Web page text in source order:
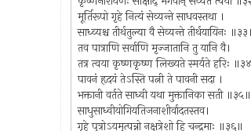
मूर्तिरूपो गृहे नित्यं सेव्यन्ते साधवस्तथा ।
साध्व्यश्च तीर्थतुल्या वै सेव्यन्ते तीर्थयायिनः
तव पात्राणि सर्वाणि मृज्जातानि तु यानि वै।
तत्र त्वया कृष्णकृष्ण लिख्यते स्मर्यते हरिः
पावनं हृदयं तेऽस्ति पत्नी ते पावनी सदा ।
भक्तानी वर्तते साध्वी यथा मुक्तानिका सती ॥३५॥
साधुसाध्वीयोगियतिजनाशीर्वादतस्तव।
गृहे पुत्रोऽयमुत्पन्नो नक्षत्रेशो हि चन्द्रमाः ॥३६॥